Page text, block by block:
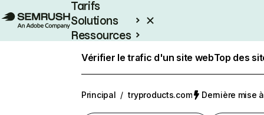
Tarifs
Solutions
Ressources
Vérifier le trafic d'un site webTop des
Principal / tryproducts.com Dernière mise